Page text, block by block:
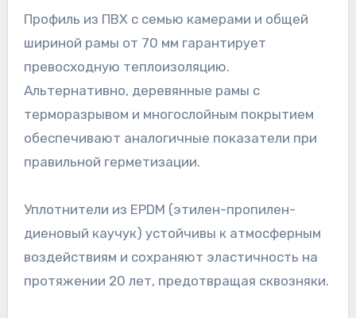
Профиль из ПВХ с семью камерами и общей
шириной рамы от 70 мм гарантирует
превосходную теплоизоляцию.
Альтернативно, деревянные рамы с
терморазрывом и многослойным покрытием
обеспечивают аналогичные показатели при
правильной герметизации.
Уплотнители из EPDM (этилен-пропилен-
диеновый каучук) устойчивы к атмосферным
воздействиям и сохраняют эластичность на
протяжении 20 лет, предотвращая сквозняки.